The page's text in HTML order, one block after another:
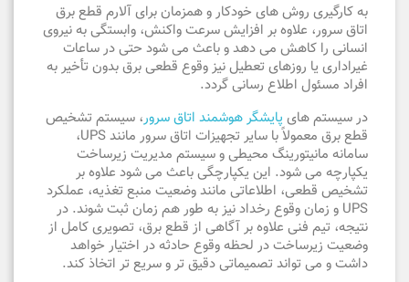
به کارگیری روش های خودکار و همزمان برای آلارم قطع برق
اتاق سرور، علاوه بر افزایش سرعت واکنش، وابستگی به نیروی
انسانی را کاهش می دهد و باعث می شود حتی در ساعات
غیراداری یا روزهای تعطیل نیز وقوع قطعی برق بدون تأخیر به
افراد مسئول اطلاع رسانی گردد.
در سیستم های پایشگر هوشمند اتاق سرور، سیستم تشخیص
قطع برق معمولاً با سایر تجهیزات اتاق سرور مانند UPS،
سامانه مانیتورینگ محیطی و سیستم مدیریت زیرساخت
یکپارچه می شود. این یکپارچگی باعث می شود علاوه بر
تشخیص قطعی، اطلاعاتی مانند وضعیت منبع تغذیه، عملکرد
UPS و زمان وقوع رخداد نیز به طور هم زمان ثبت شوند. در
نتیجه، تیم فنی علاوه بر آگاهی از قطع برق، تصویری کامل از
وضعیت زیرساخت در لحظه وقوع حادثه در اختیار خواهد
داشت و می تواند تصمیماتی دقیق تر و سریع تر اتخاذ کند.